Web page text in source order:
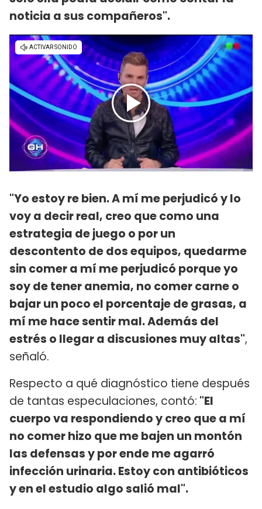
noticia a sus compañeros".
"Yo estoy re bien. A mí me perjudicó y lo
voy a decir real, creo que como una
estrategia de juego o por un
descontento de dos equipos, quedarme
sin comer a mí me perjudicó porque yo
soy de tener anemia, no comer carne o
bajar un poco el porcentaje de grasas, a
mí me hace sentir mal. Además del
estrés o llegar a discusiones muy altas",
señaló.
Respecto a qué diagnóstico tiene después
de tantas especulaciones, contó: "El
cuerpo va respondiendo y creo que a mí
no comer hizo que me bajen un montón
las defensas y por ende me agarró
infección urinaria. Estoy con antibióticos
y en el estudio algo salió mal".